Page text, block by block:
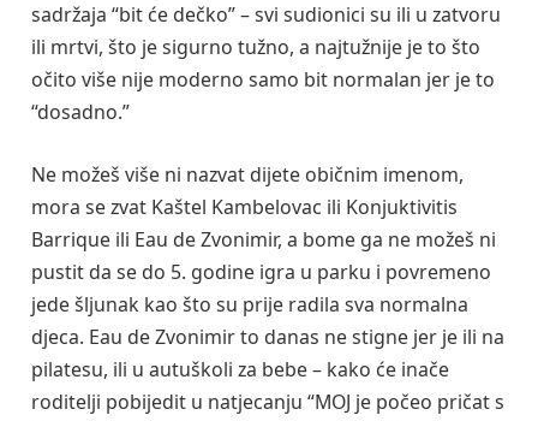
sadržaja “bit će dečko” – svi sudionici su ili u zatvoru
ili mrtvi, što je sigurno tužno, a najtužnije je to što
očito više nije moderno samo bit normalan jer je to
“dosadno.”
Ne možeš više ni nazvat dijete običnim imenom,
mora se zvat Kaštel Kambelovac ili Konjuktivitis
Barrique ili Eau de Zvonimir, a bome ga ne možeš ni
pustit da se do 5. godine igra u parku i povremeno
jede šljunak kao što su prije radila sva normalna
djeca. Eau de Zvonimir to danas ne stigne jer je ili na
pilatesu, ili u autuškoli za bebe – kako će inače
roditelji pobijedit u natjecanju “MOJ je počeo pričat s